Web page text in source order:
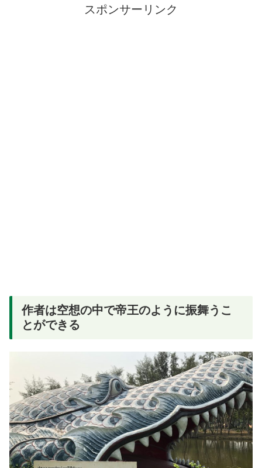
スポンサーリンク
作者は空想の中で帝王のように振舞うこ
とができる